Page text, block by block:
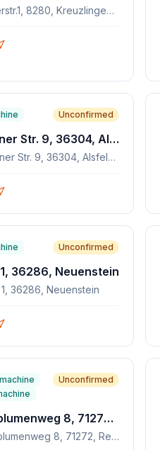
Konstanzerstr.1, 8280, Kreuzlingen, CH
Unconfirmed
Ziegenhainer Str. 9, 36304, Alsfeld-Eudorf
Ziegenhainer Str. 9, 36304, Alsfeld-Eudorf
Unconfirmed
36286, Neuenstein
36286, Neuenstein
Unconfirmed
Schlüsselblumenweg 8, 71272, Renningen
Schlüsselblumenweg 8, 71272, Renningen